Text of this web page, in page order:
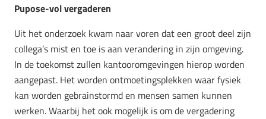
Pupose-vol vergaderen
Uit het onderzoek kwam naar voren dat een groot deel zijn
collega’s mist en toe is aan verandering in zijn omgeving.
In de toekomst zullen kantooromgevingen hierop worden
aangepast. Het worden ontmoetingsplekken waar fysiek
kan worden gebrainstormd en mensen samen kunnen
werken. Waarbij het ook mogelijk is om de vergadering